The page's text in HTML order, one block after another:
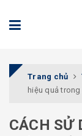
Trang chủ
hiệu quả
CÁCH SỬ